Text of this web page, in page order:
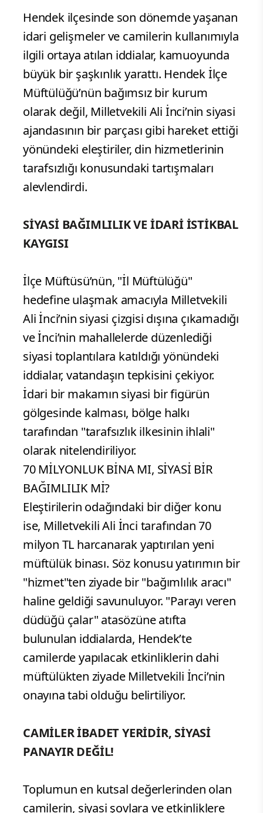
Hendek ilçesinde son dönemde yaşanan
idari gelişmeler ve camilerin kullanımıyla
ilgili ortaya atılan iddialar, kamuoyunda
büyük bir şaşkınlık yarattı. Hendek İlçe
Müftülüğü’nün bağımsız bir kurum
olarak değil, Milletvekili Ali İnci’nin siyasi
ajandasının bir parçası gibi hareket ettiği
yönündeki eleştiriler, din hizmetlerinin
tarafsızlığı konusundaki tartışmaları
alevlendirdi.
SİYASİ BAĞIMLILIK VE İDARİ İSTİKBAL
KAYGISI
İlçe Müftüsü’nün, "İl Müftülüğü"
hedefine ulaşmak amacıyla Milletvekili
Ali İnci’nin siyasi çizgisi dışına çıkamadığı
ve İnci’nin mahallelerde düzenlediği
siyasi toplantılara katıldığı yönündeki
iddialar, vatandaşın tepkisini çekiyor.
İdari bir makamın siyasi bir figürün
gölgesinde kalması, bölge halkı
tarafından "tarafsızlık ilkesinin ihlali"
olarak nitelendiriliyor.
70 MİLYONLUK BİNA MI, SİYASİ BİR
BAĞIMLILIK Mİ?
Eleştirilerin odağındaki bir diğer konu
ise, Milletvekili Ali İnci tarafından 70
milyon TL harcanarak yaptırılan yeni
müftülük binası. Söz konusu yatırımın bir
"hizmet"ten ziyade bir "bağımlılık aracı"
haline geldiği savunuluyor. "Parayı veren
düdüğü çalar" atasözüne atıfta
bulunulan iddialarda, Hendek’te
camilerde yapılacak etkinliklerin dahi
müftülükten ziyade Milletvekili İnci’nin
onayına tabi olduğu belirtiliyor.
CAMİLER İBADET YERİDİR, SİYASİ
PANAYIR DEĞİL!
Toplumun en kutsal değerlerinden olan
camilerin, siyasi şovlara ve etkinliklere